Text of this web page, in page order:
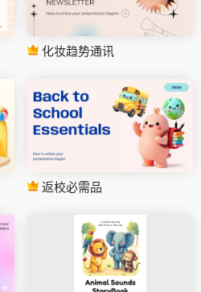
化妆趋势通讯
返校必需品